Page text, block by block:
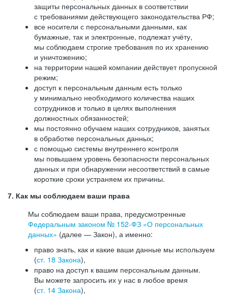
защиты персональных данных в соответствии
с требованиями действующего законодательства РФ;
все носители с персональными данными, как
бумажные, так и электронные, подлежат учёту,
мы соблюдаем строгие требования по их хранению
и уничтожению;
на территории нашей компании действует пропускной
режим;
доступ к персональным данным есть только
у минимально необходимого количества наших
сотрудников и только в целях выполнения
должностных обязанностей;
мы постоянно обучаем наших сотрудников, занятых
в обработке персональных данных;
с помощью системы внутреннего контроля
мы повышаем уровень безопасности персональных
данных и при обнаружении несоответствий в самые
короткие сроки устраняем их причины.
7. Как мы соблюдаем ваши права
Мы соблюдаем ваши права, предусмотренные
Федеральным законом № 152-ФЗ «О персональных
данных» (далее — Закон), а именно:
право знать, как и какие ваши данные мы используем
(ст. 18 Закона),
право на доступ к вашим персональным данным.
Вы можете запросить их у нас в любое время
(ст. 14 Закона),